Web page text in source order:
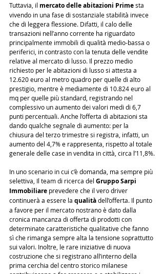
Tuttavia, il mercato delle abitazioni Prime sta
vivendo in una fase di sostanziale stabilità invece
che di leggera flessione. Difatti, il calo delle
transazioni nell’anno corrente ha riguardato
principalmente immobili di qualità medio-bassa o
periferici, in contrasto con la tenuta delle vendite
relative al mercato di lusso. Il prezzo medio
richiesto per le abitazioni di lusso si attesta a
12.620 euro al metro quadro per quelle di alto
prestigio, mentre è mediamente di 10.824 euro al
mq per quelle più standard, registrando nel
complessivo un aumento dei valori medi di 6,7
punti percentuali. Anche l’offerta di abitazioni sta
dando qualche segnale di aumento: per la
chiusura del terzo trimestre si registra, infatti, un
aumento del 4,7% e rappresenta, rispetto al totale
generale delle case in vendita in città, circa l’11,8%.
In uno scenario in cui c’è domanda, ma sempre più
selettiva, Il team di ricerca del Gruppo Sarpi
Immobiliare prevedere che il vero driver
continuerà a essere la qualità dell’offerta. Il punto
a favore per il mercato nostrano è dato dalla
cronica mancanza di offerta di prodotti con
determinate caratteristiche qualitative che fanno
sì che rimanga sempre alta la tensione soprattutto
sui valori. Inoltre, le rare iniziative di nuova
costruzione che si registrano all’interno della
prima cerchia del centro storico milanese